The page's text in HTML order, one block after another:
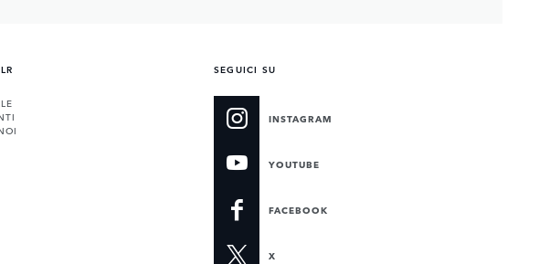
SEGUICI SU
INSTAGRAM
YOUTUBE
FACEBOOK
X